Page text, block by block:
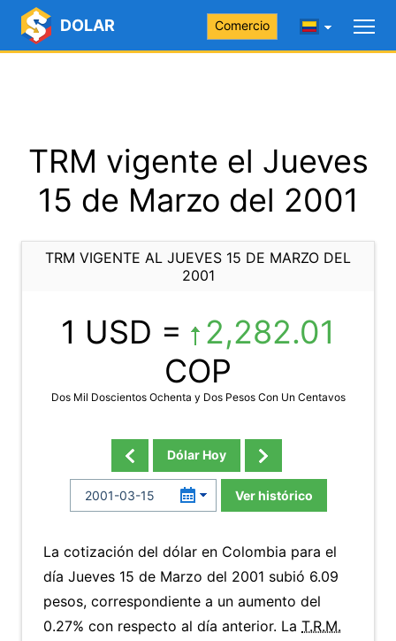
DOLAR Comercio
TRM vigente el Jueves
15 de Marzo del 2001
TRM VIGENTE AL JUEVES 15 DE MARZO DEL
2001
1 USD =
2,282.01
COP
Dos Mil Doscientos Ochenta y Dos Pesos Con Un Centavos
Dólar Hoy
Ver histórico
La cotización del dólar en Colombia para el
día Jueves 15 de Marzo del 2001 subió 6.09
pesos, correspondiente a un aumento del
0.27% con respecto al día anterior. La T.R.M.